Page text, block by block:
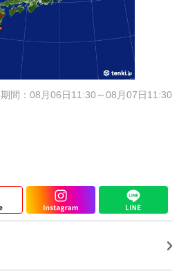
期間：08月06日11:30～08月07日11:30